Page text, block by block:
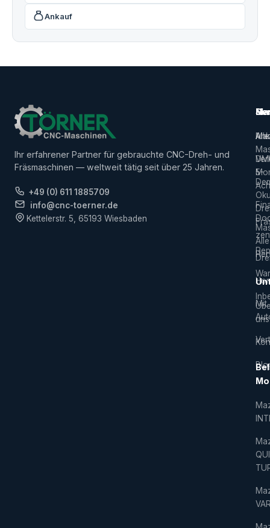
Ankauf
Ihr erfahrener Partner für gebrauchte CNC-Dreh- und
Fräsmaschinen — weltweit tätig seit über 25 Jahren.
+49 (0) 611 1885709
info@cnc-toerner.de
Kettelerstr. 5, 65193 Wiesbaden
Alle
5-
Mit
Alle
uns